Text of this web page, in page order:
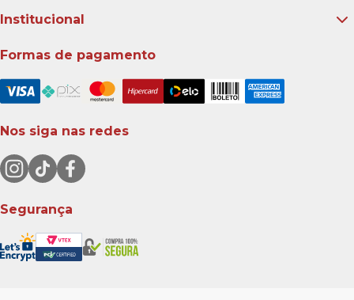
Institucional
Formas de pagamento
Nos siga nas redes
Segurança